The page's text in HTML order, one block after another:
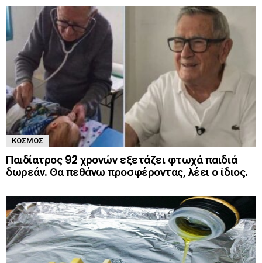
ΚΌΣΜΟΣ
Παιδίατρος 92 χρονών εξετάζει φτωχά παιδιά
δωρεάν. Θα πεθάνω προσφέροντας, λέει ο ίδιος.